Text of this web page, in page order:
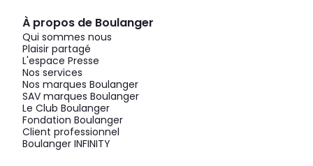
À propos de Boulanger
Qui sommes nous
Plaisir partagé
L'espace Presse
Nos services
Nos marques Boulanger
SAV marques Boulanger
Le Club Boulanger
Fondation Boulanger
Client professionnel
Boulanger INFINITY